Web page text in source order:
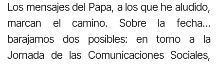
Los mensajes del Papa, a los que he aludido,
marcan el camino. Sobre la fecha…
barajamos dos posibles: en torno a la
Jornada de las Comunicaciones Sociales,